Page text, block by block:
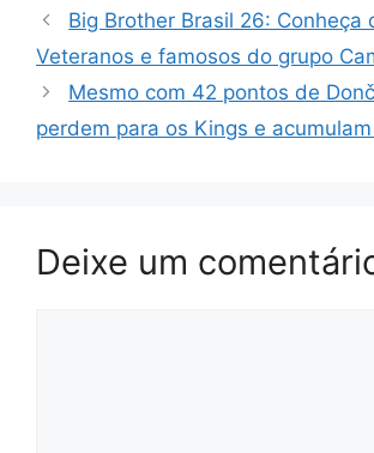
Big Brother Brasil 26: Conheça
Veteranos e famosos do grupo
Mesmo com 42 pontos de
perdem para os Kings e
Deixe um